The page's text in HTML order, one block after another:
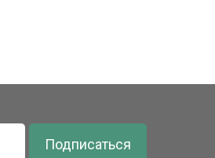
Подписаться